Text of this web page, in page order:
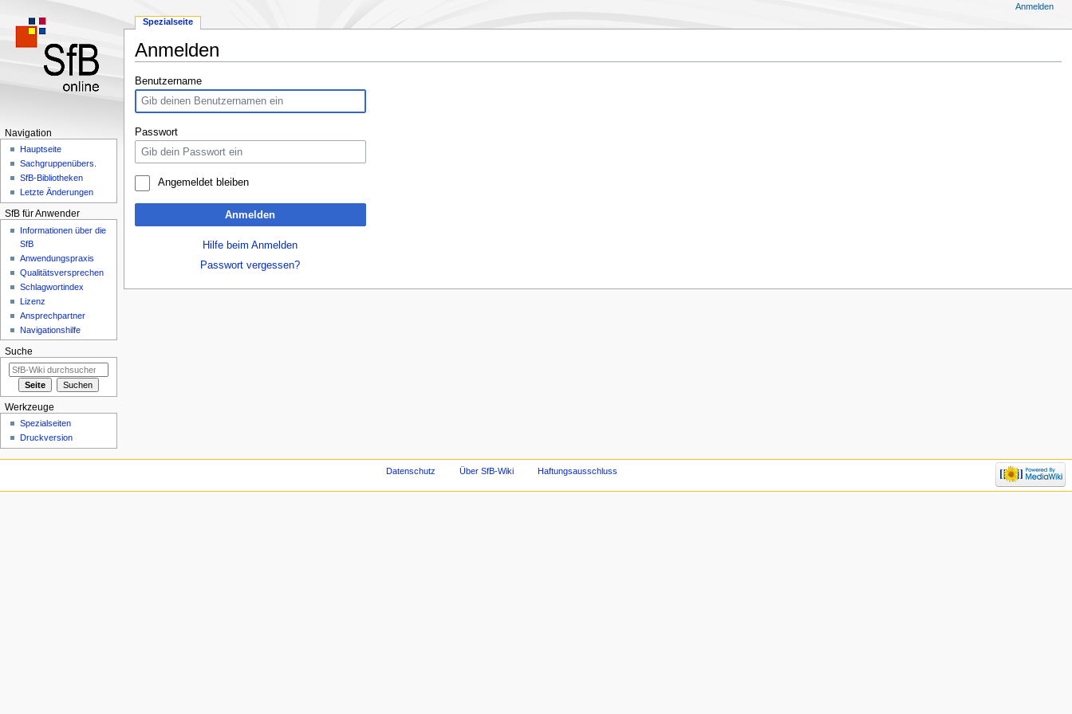
Anmelden
Zur
Navigation
springen
Zur
Suche
springen
Benutzername
Passwort
Angemeldet bleiben
Anmelden
Hilfe beim Anmelden
Passwort vergessen?
Spezialseite
Anmelden
Navigation
Hauptseite
Sachgruppenübers.
SfB-Bibliotheken
Letzte Änderungen
SfB für Anwender
Informationen über die
SfB
Anwendungspraxis
Qualitätsversprechen
Schlagwortindex
Lizenz
Ansprechpartner
Navigationshilfe
Suche
Werkzeuge
Spezialseiten
Druckversion
Datenschutz Über SfB-Wiki Haftungsausschluss